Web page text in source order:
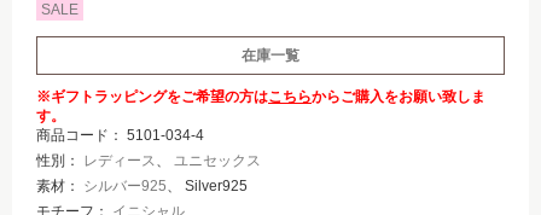
SALE
在庫一覧
※ギフトラッピングをご希望の方はこちらからご購入をお願い致しま
す。
商品コード： 5101-034-4
性別：
レディース、 ユニセックス
素材： シルバー925、 Silver925
モチーフ： イニシャル